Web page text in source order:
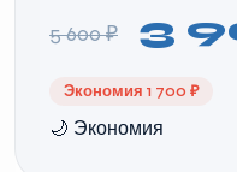
5 600 ₽ 3
Экономия 1 700 ₽
🌙 Экономия